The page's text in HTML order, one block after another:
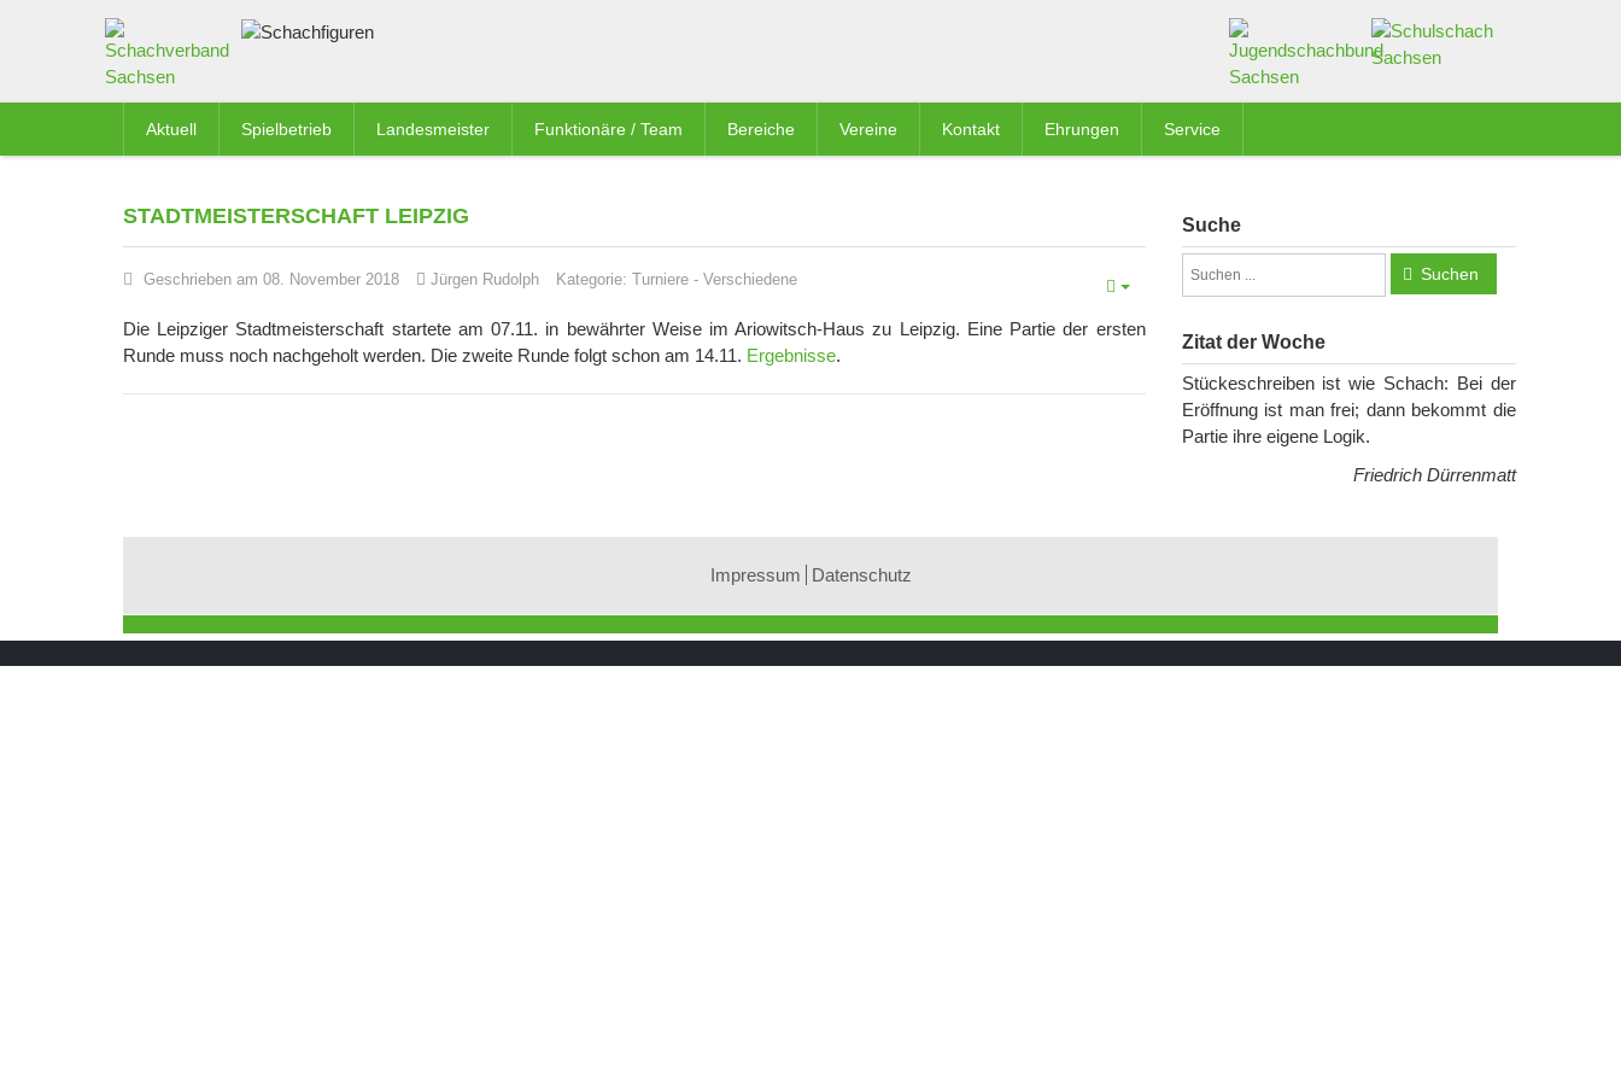
Aktuell Spielbetrieb Landesmeister Funktionäre / Team Bereiche Vereine Kontakt Ehrungen Service
STADTMEISTERSCHAFT LEIPZIG
Geschrieben am 08. November 2018 Jürgen Rudolph Kategorie: Turniere - Verschiedene
Die Leipziger Stadtmeisterschaft startete am 07.11. in bewährter Weise im Ariowitsch-Haus zu Leipzig. Eine Partie der ersten
Runde muss noch nachgeholt werden. Die zweite Runde folgt schon am 14.11. Ergebnisse.
Suche
Suchen
Zitat der Woche
Stückeschreiben ist wie Schach: Bei der
Eröffnung ist man frei; dann bekommt die
Partie ihre eigene Logik.
Friedrich Dürrenmatt
Impressum Datenschutz